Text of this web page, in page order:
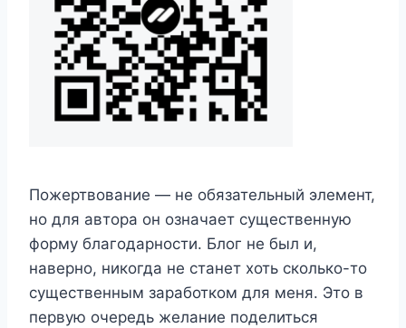
Пожертвование — не обязательный элемент,
но для автора он означает существенную
форму благодарности. Блог не был и,
наверно, никогда не станет хоть сколько-то
существенным заработком для меня. Это в
первую очередь желание поделиться